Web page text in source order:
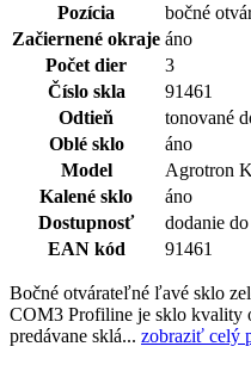
Pozícia
bočné
Začiernené okraje áno
Počet dier
3
Číslo skla
91461
Odtieň
tonované
Oblé sklo
áno
Model
Agrotron
Kalené sklo
áno
Dostupnosť
dodanie
EAN kód
91461
Bočné otvárateľné ľavé sklo
COM3 Profiline je sklo kvality
predávane sklá... zobraziť celý